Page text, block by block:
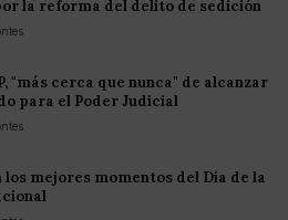
la reforma del delito de sedición
"más cerca que nunca" de alcanzar
para el Poder Judicial
los mejores momentos del Día de la